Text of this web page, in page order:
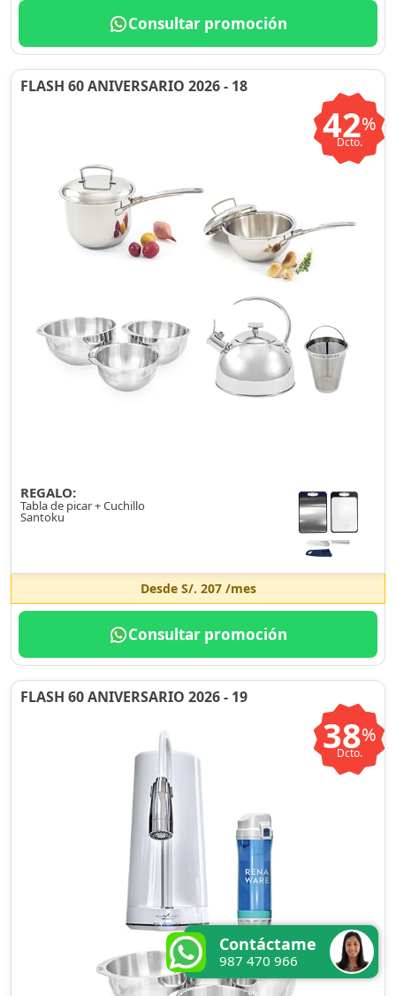
Consultar promoción
FLASH 60 ANIVERSARIO 2026 - 18
42%
Dcto.
REGALO:
Tabla de picar + Cuchillo
Santoku
Desde S/. 207/mes
Consultar promoción
FLASH 60 ANIVERSARIO 2026 - 19
38%
Dcto.
Contáctame
987 470 966